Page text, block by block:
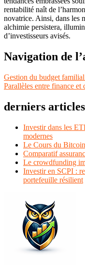
rentabilité naît de
novatrice. Ainsi, dans les
alchimie persistera,
d’investisseurs avisés.
Navigation de
Gestion du budget
Parallèles entre finance et
derniers articles
Investir dans les
modernes
Le Cours du
Comparatif
Le crowdfunding
Investir en SCPI :
portefeuille résilient